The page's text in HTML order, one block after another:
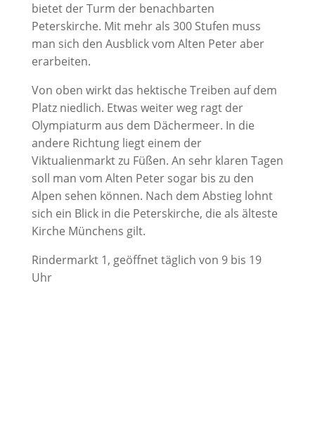
bietet der Turm der benachbarten
Peterskirche. Mit mehr als 300 Stufen muss
man sich den Ausblick vom Alten Peter aber
erarbeiten.
Von oben wirkt das hektische Treiben auf dem
Platz niedlich. Etwas weiter weg ragt der
Olympiaturm aus dem Dächermeer. In die
andere Richtung liegt einem der
Viktualienmarkt zu Füßen. An sehr klaren Tagen
soll man vom Alten Peter sogar bis zu den
Alpen sehen können. Nach dem Abstieg lohnt
sich ein Blick in die Peterskirche, die als älteste
Kirche Münchens gilt.
Rindermarkt 1, geöffnet täglich von 9 bis 19
Uhr